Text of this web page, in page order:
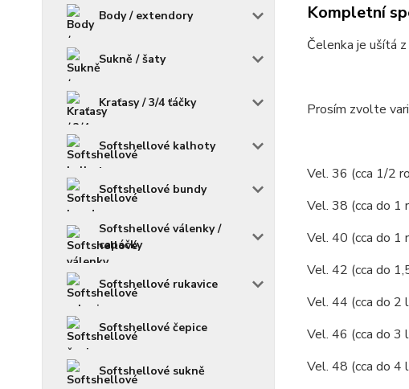
Body / extendory
Sukně / šaty
Kraťasy / 3/4 ťáčky
Softshellové kalhoty
Softshellové bundy
Softshellové válenky /
capáčky
Softshellové rukavice
Softshellové čepice
Softshellové sukně
Kompletní
Čelenka je ušítá
Prosím zvolte
Vel. 36 (cca 1/2
Vel. 38 (cca do 1
Vel. 40 (cca do 1
Vel. 42 (cca do
Vel. 44 (cca do 2
Vel. 46 (cca do 3
Vel. 48 (cca do 4